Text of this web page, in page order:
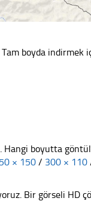
boyda indirmek
boyutta
× 150 / 300 × 110
Bir görseli HD